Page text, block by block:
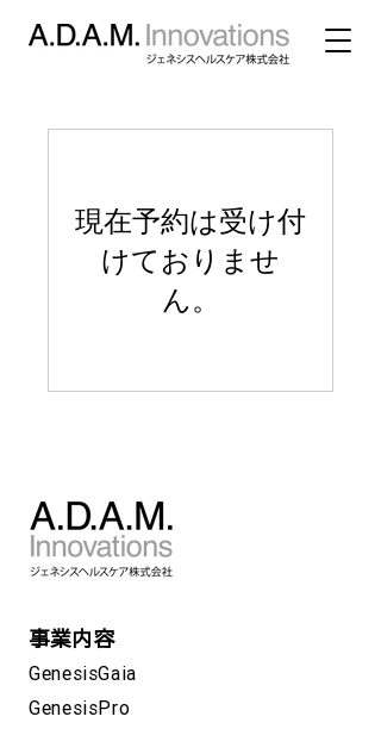
現在予約は受け付
けておりませ
ん。
事業内容
GenesisGaia
GenesisPro